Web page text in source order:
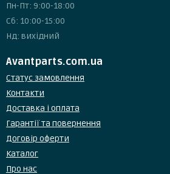
Пн-Пт: 9:00-18:00
Сб: 10:00-15:00
Нд: вихідний
Avantparts.com.ua
Статус замовлення
Контакти
Доставка і оплата
Гарантії та повернення
Договір оферти
Каталог
Про нас